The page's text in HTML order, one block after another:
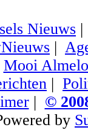
Nieuws
|
Mooi Almelo
|
| ©
by